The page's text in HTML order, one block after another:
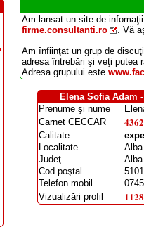
Am lansat un site de
firme.consultanti.ro
. Vă
Am înfiinţat un grup de
adresa întrebări şi veţi putea
Adresa grupului este
Elena Sofia
Prenume şi nume
Carnet CECCAR
Calitate
Localitate
Judeţ
Alba
Cod poştal
Telefon mobil
Vizualizări profil
1128